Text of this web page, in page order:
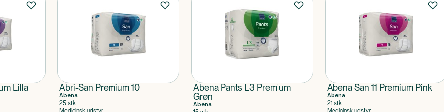
Lilla Abri-San Premium 10
Abena
25 stk
Medicinsk udstyr
Abena Pants L3 Premium
Grøn
Abena
Abena San 11 Premium Pink
Abena
21 stk
Medicinsk udstyr